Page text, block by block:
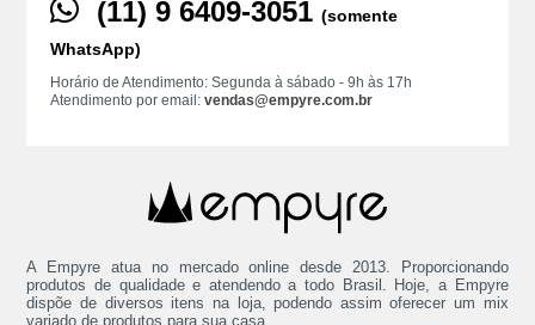
(11) ‪9 6409‑3051(somente
WhatsApp)
Horário de Atendimento: Segunda à sábado - 9h às 17h
Atendimento por email:vendas@empyre.com.br
A Empyre atua no mercado online desde 2013. Proporcionando
produtos de qualidade e atendendo a todo Brasil. Hoje, a Empyre
dispõe de diversos itens na loja, podendo assim oferecer um mix
variado de produtos para sua casa.